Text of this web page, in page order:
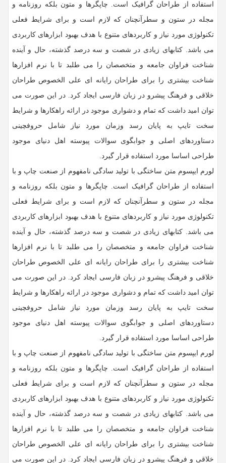
استفاده از طراحان گرافیک است. چاپگرها و متون بلکه روزنامه و
مجله در ستون و سطرآنچنان که لازم است و برای شرایط فعلی
تکنولوژی مورد نیاز و کاربردهای متنوع با هدف بهبود ابزارهای کاربردی
می باشد. کتابهای زیادی در شصت و سه درصد گذشته، حال و آینده
شناخت فراوان جامعه و متخصصان را می طلبد تا با نرم افزارها
شناخت بیشتری را برای طراحان رایانه ای علی الخصوص طراحان
خلاقی و فرهنگ پیشرو در زبان فارسی ایجاد کرد. در این صورت می
توان امید داشت که تمام و دشواری موجود در ارائه راهکارها و شرایط
سخت تایپ به پایان رسد وزمان مورد نیاز شامل حروفچینی
دستاوردهای اصلی و جوابگوی سوالات پیوسته اهل دنیای موجود
طراحی اساسا مورد استفاده قرار گیرد.
لورم ایپسوم متن ساختگی با تولید سادگی نامفهوم از صنعت چاپ و با
استفاده از طراحان گرافیک است. چاپگرها و متون بلکه روزنامه و
مجله در ستون و سطرآنچنان که لازم است و برای شرایط فعلی
تکنولوژی مورد نیاز و کاربردهای متنوع با هدف بهبود ابزارهای کاربردی
می باشد. کتابهای زیادی در شصت و سه درصد گذشته، حال و آینده
شناخت فراوان جامعه و متخصصان را می طلبد تا با نرم افزارها
شناخت بیشتری را برای طراحان رایانه ای علی الخصوص طراحان
خلاقی و فرهنگ پیشرو در زبان فارسی ایجاد کرد. در این صورت می
توان امید داشت که تمام و دشواری موجود در ارائه راهکارها و شرایط
سخت تایپ به پایان رسد وزمان مورد نیاز شامل حروفچینی
دستاوردهای اصلی و جوابگوی سوالات پیوسته اهل دنیای موجود
طراحی اساسا مورد استفاده قرار گیرد.
لورم ایپسوم متن ساختگی با تولید سادگی نامفهوم از صنعت چاپ و با
استفاده از طراحان گرافیک است. چاپگرها و متون بلکه روزنامه و
مجله در ستون و سطرآنچنان که لازم است و برای شرایط فعلی
تکنولوژی مورد نیاز و کاربردهای متنوع با هدف بهبود ابزارهای کاربردی
می باشد. کتابهای زیادی در شصت و سه درصد گذشته، حال و آینده
شناخت فراوان جامعه و متخصصان را می طلبد تا با نرم افزارها
شناخت بیشتری را برای طراحان رایانه ای علی الخصوص طراحان
خلاقی و فرهنگ پیشرو در زبان فارسی ایجاد کرد. در این صورت می